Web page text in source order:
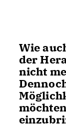
Wie
der
nicht